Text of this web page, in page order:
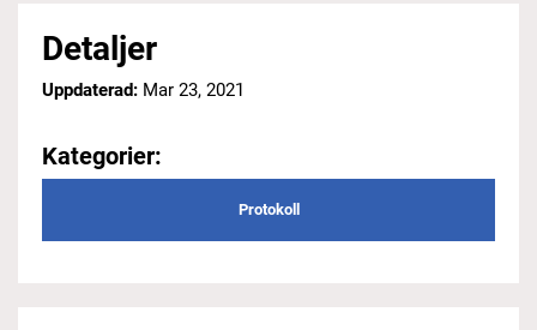
Detaljer
Uppdaterad: Mar 23, 2021
Kategorier:
Protokoll